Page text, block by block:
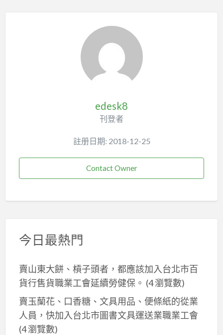
edesk8
刊登者
註册日期: 2018-12-25
Contact Owner
今日最熱門
賣山東大餅、槓子頭者，都應該加入台北市百
貨行售貨職業工會延續勞健保。 (4 瀏覽數)
賣玉蘭花、口香糖、文具用品、便條紙的從業
人員，快加入台北市圖書文具運送業職業工會
(4 瀏覽數)